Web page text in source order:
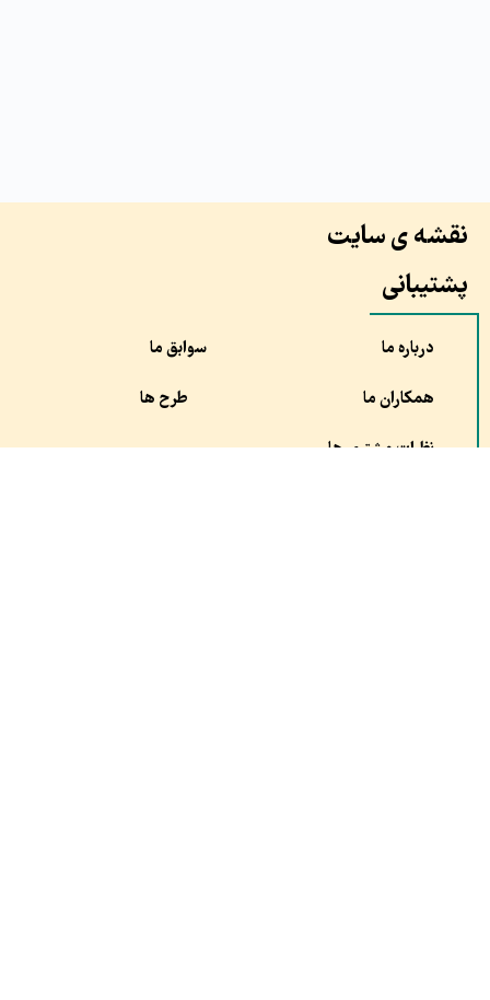
نقشه ی سایت
پشتیبانی
درباره ما سوابق ما
همکاران ما طرح ها
نظرات مشتری ها